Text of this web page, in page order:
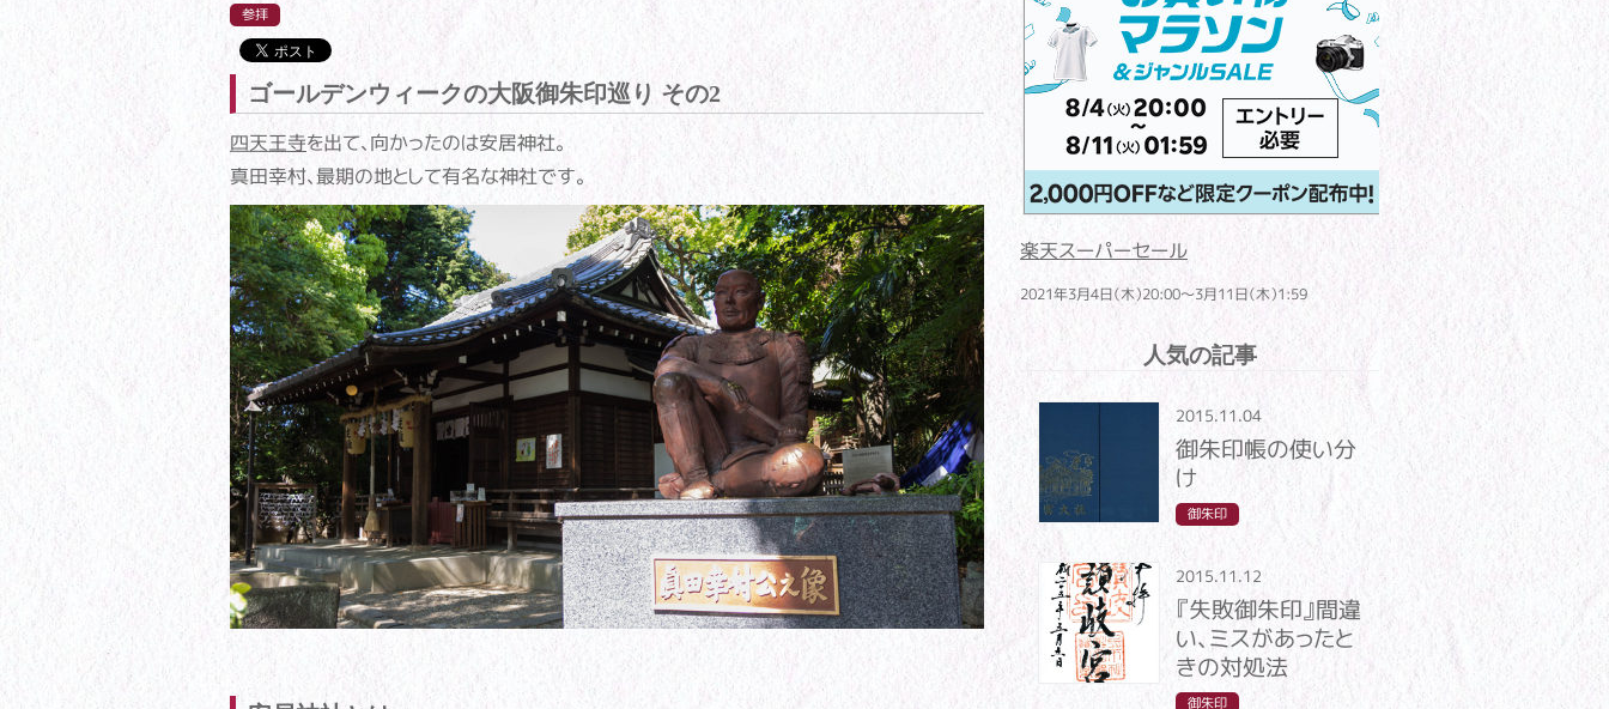
参拝
ゴールデンウィークの大阪御朱印巡り その2
四天王寺を出て、向かったのは安居神社。
真田幸村、最期の地として有名な神社です。
楽天スーパーセール
2021年3月4日（木）20:00～3月11日（木）1:59
人気の記事
2015.11.04
御朱印帳の使い分
け
御朱印
2015.11.12
『失敗御朱印』間違
い、ミスがあったと
きの対処法
御朱印